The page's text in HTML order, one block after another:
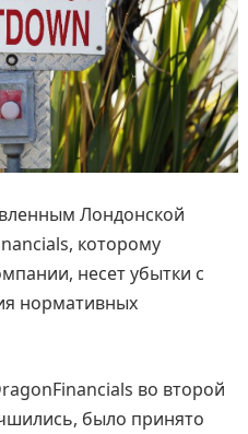
Лондонской
которому
несет убытки с
нормативных
во второй
было принято